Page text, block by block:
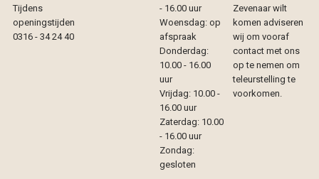
Tijdens
openingstijden
0316 - 34 24 40
- 16.00 uur
Woensdag: op
afspraak
Donderdag:
10.00 - 16.00
uur
Vrijdag: 10.00 -
16.00 uur
Zaterdag: 10.00
- 16.00 uur
Zondag:
gesloten
Zevenaar wilt
komen adviseren
wij om vooraf
contact met ons
op te nemen om
teleurstelling te
voorkomen.